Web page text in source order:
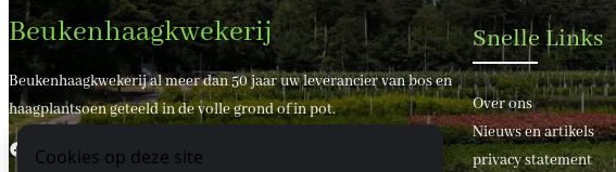
Beukenhaagkwekerij
Beukenhaagkwekerij al meer dan 50 jaar uw leverancier van bos en
haagplantsoen geteeld in de volle grond of in pot.
Facebook
Snelle Links
Over ons
Nieuws en artikels
privacy statement
Cookies op deze site